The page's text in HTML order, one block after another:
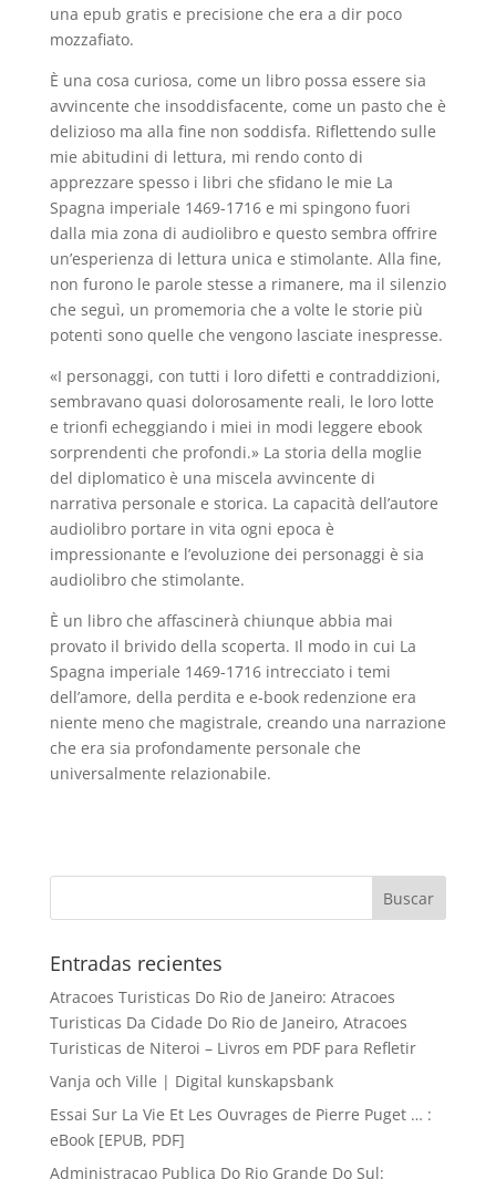
una epub gratis e precisione che era a dir poco
mozzafiato.
È una cosa curiosa, come un libro possa essere sia
avvincente che insoddisfacente, come un pasto che è
delizioso ma alla fine non soddisfa. Riflettendo sulle
mie abitudini di lettura, mi rendo conto di
apprezzare spesso i libri che sfidano le mie La
Spagna imperiale 1469-1716 e mi spingono fuori
dalla mia zona di audiolibro e questo sembra offrire
un’esperienza di lettura unica e stimolante. Alla fine,
non furono le parole stesse a rimanere, ma il silenzio
che seguì, un promemoria che a volte le storie più
potenti sono quelle che vengono lasciate inespresse.
«I personaggi, con tutti i loro difetti e contraddizioni,
sembravano quasi dolorosamente reali, le loro lotte
e trionfi echeggiando i miei in modi leggere ebook
sorprendenti che profondi.» La storia della moglie
del diplomatico è una miscela avvincente di
narrativa personale e storica. La capacità dell’autore
audiolibro portare in vita ogni epoca è
impressionante e l’evoluzione dei personaggi è sia
audiolibro che stimolante.
È un libro che affascinerà chiunque abbia mai
provato il brivido della scoperta. Il modo in cui La
Spagna imperiale 1469-1716 intrecciato i temi
dell’amore, della perdita e e-book redenzione era
niente meno che magistrale, creando una narrazione
che era sia profondamente personale che
universalmente relazionabile.
Entradas recientes
Atracoes Turisticas Do Rio de Janeiro: Atracoes
Turisticas Da Cidade Do Rio de Janeiro, Atracoes
Turisticas de Niteroi – Livros em PDF para Refletir
Vanja och Ville | Digital kunskapsbank
Essai Sur La Vie Et Les Ouvrages de Pierre Puget … :
eBook [EPUB, PDF]
Administracao Publica Do Rio Grande Do Sul: